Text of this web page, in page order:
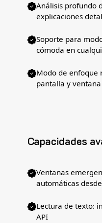
Análisis profundo
explicaciones
Soporte para
cómoda en
Modo de enfoque
pantalla y
Capacidades
Ventanas
automáticas
Lectura de texto:
API